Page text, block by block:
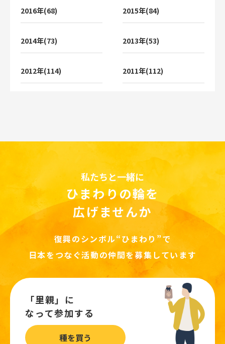
2016年(68) 2015年(84)
2014年(73) 2013年(53)
2012年(114) 2011年(112)
私たちと一緒に
ひまわりの輪を
広げませんか
復興のシンボル“ひまわり”で
日本をつなぐ活動の仲間を募集しています
「里親」に
なって参加する
種を買う